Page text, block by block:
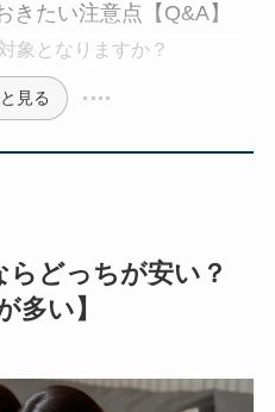
たい注意点【Q&A】
象となりますか？
見る
どっちが安い？
多い】